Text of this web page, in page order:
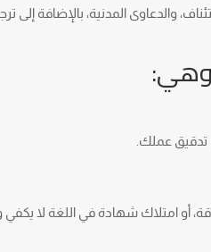
والدعاوى المدنية، بالإضافة إلى
وهي:
تدقيق عملك.
أو امتلاك شهادة في اللغة لا